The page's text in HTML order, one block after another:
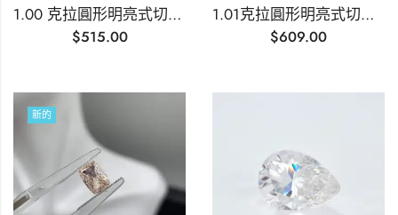
1.00 克拉圓形明亮式切割實驗室培育藍鑽石
$515.00
1.01克拉圓形明亮式切割實驗室培育綠鑽石
$609.00
新的